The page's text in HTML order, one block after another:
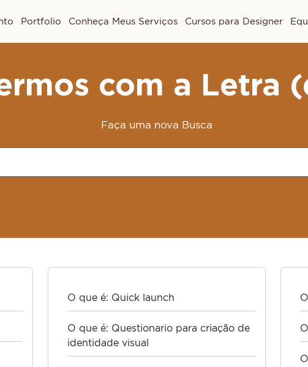
Portfolio Conheça Meus Serviços Cursos para Designer
com a Letra
Faça uma nova Busca
O que é: Quick launch
O que é: Questionario para criação de
identidade visual